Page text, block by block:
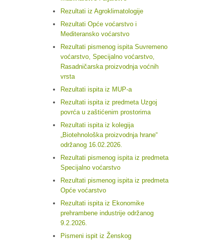
Rezultati iz Agroklimatologije
Rezultati Opće voćarstvo i
Mediteransko voćarstvo
Rezultati pismenog ispita Suvremeno
voćarstvo, Specijalno voćarstvo,
Rasadničarska proizvodnja voćnih
vrsta
Rezultati ispita iz MUP-a
Rezultati ispita iz predmeta Uzgoj
povrća u zaštićenim prostorima
Rezultati ispita iz kolegija
„Biotehnološka proizvodnja hrane“
održanog 16.02.2026.
Rezultati pismenog ispita iz predmeta
Specijalno voćarstvo
Rezultati pismenog ispita iz predmeta
Opće voćarstvo
Rezultati ispita iz Ekonomike
prehrambene industrije održanog
9.2.2026.
Pismeni ispit iz Ženskog